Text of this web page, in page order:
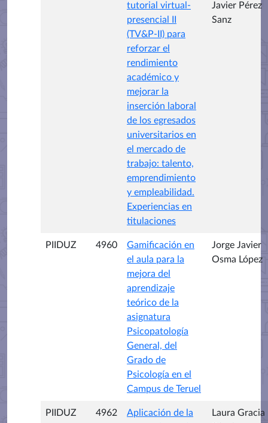
tutorial virtual-
presencial II
(TV&P-II) para
reforzar el
rendimiento
académico y
mejorar la
inserción laboral
de los egresados
universitarios en
el mercado de
trabajo: talento,
emprendimiento
y empleabilidad.
Experiencias en
titulaciones
Javier Pérez
Sanz
PIIDUZ 4960
Gamificación en
el aula para la
mejora del
aprendizaje
teórico de la
asignatura
Psicopatología
General, del
Grado de
Psicología en el
Campus de Teruel
Jorge Javier
Osma López
PIIDUZ 4962
Aplicación de la
Laura Gracia